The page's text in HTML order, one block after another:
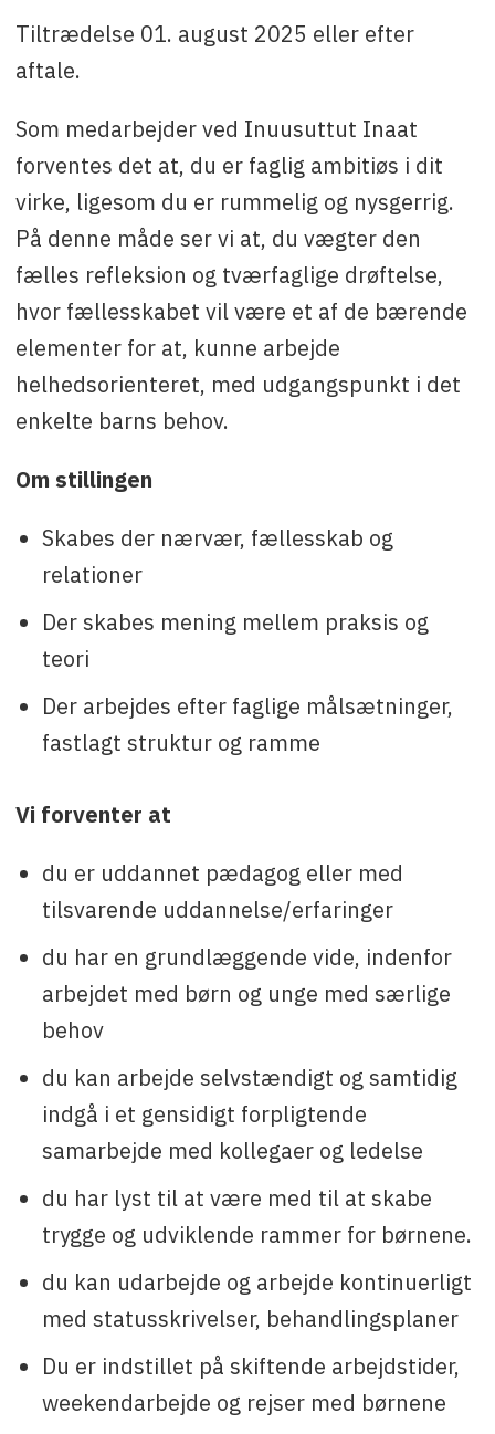
Tiltrædelse 01. august 2025 eller efter
aftale.
Som medarbejder ved Inuusuttut Inaat
forventes det at, du er faglig ambitiøs i dit
virke, ligesom du er rummelig og nysgerrig.
På denne måde ser vi at, du vægter den
fælles refleksion og tværfaglige drøftelse,
hvor fællesskabet vil være et af de bærende
elementer for at, kunne arbejde
helhedsorienteret, med udgangspunkt i det
enkelte barns behov.
Om stillingen
Skabes der nærvær, fællesskab og
relationer
Der skabes mening mellem praksis og
teori
Der arbejdes efter faglige målsætninger,
fastlagt struktur og ramme
Vi forventer at
du er uddannet pædagog eller med
tilsvarende uddannelse/erfaringer
du har en grundlæggende vide, indenfor
arbejdet med børn og unge med særlige
behov
du kan arbejde selvstændigt og samtidig
indgå i et gensidigt forpligtende
samarbejde med kollegaer og ledelse
du har lyst til at være med til at skabe
trygge og udviklende rammer for børnene.
du kan udarbejde og arbejde kontinuerligt
med statusskrivelser, behandlingsplaner
Du er indstillet på skiftende arbejdstider,
weekendarbejde og rejser med børnene